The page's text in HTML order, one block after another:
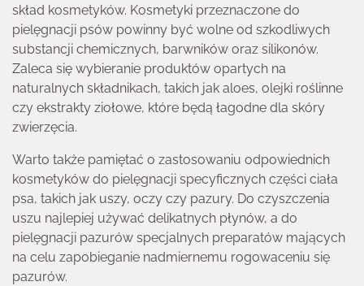
skład kosmetyków. Kosmetyki przeznaczone do
pielęgnacji psów powinny być wolne od szkodliwych
substancji chemicznych, barwników oraz silikonów.
Zaleca się wybieranie produktów opartych na
naturalnych składnikach, takich jak aloes, olejki roślinne
czy ekstrakty ziołowe, które będą łagodne dla skóry
zwierzęcia.
Warto także pamiętać o zastosowaniu odpowiednich
kosmetyków do pielęgnacji specyficznych części ciała
psa, takich jak uszy, oczy czy pazury. Do czyszczenia
uszu najlepiej używać delikatnych płynów, a do
pielęgnacji pazurów specjalnych preparatów mających
na celu zapobieganie nadmiernemu rogowaceniu się
pazurów.